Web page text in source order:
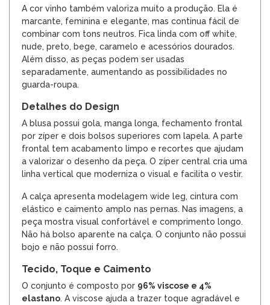
A cor vinho também valoriza muito a produção. Ela é
marcante, feminina e elegante, mas continua fácil de
combinar com tons neutros. Fica linda com off white,
nude, preto, bege, caramelo e acessórios dourados.
Além disso, as peças podem ser usadas
separadamente, aumentando as possibilidades no
guarda-roupa.
Detalhes do Design
A blusa possui gola, manga longa, fechamento frontal
por zíper e dois bolsos superiores com lapela. A parte
frontal tem acabamento limpo e recortes que ajudam
a valorizar o desenho da peça. O zíper central cria uma
linha vertical que moderniza o visual e facilita o vestir.
A calça apresenta modelagem wide leg, cintura com
elástico e caimento amplo nas pernas. Nas imagens, a
peça mostra visual confortável e comprimento longo.
Não há bolso aparente na calça. O conjunto não possui
bojo e não possui forro.
Tecido, Toque e Caimento
O conjunto é composto por 96% viscose e 4%
elastano. A viscose ajuda a trazer toque agradável e